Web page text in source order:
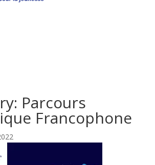
Parcours
Francophone